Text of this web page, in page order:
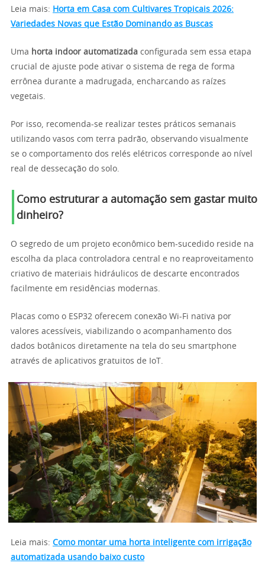
Leia mais: Horta em Casa com Cultivares Tropicais 2026:
Variedades Novas que Estão Dominando as Buscas
Uma horta indoor automatizada configurada sem essa etapa
crucial de ajuste pode ativar o sistema de rega de forma
errônea durante a madrugada, encharcando as raízes
vegetais.
Por isso, recomenda-se realizar testes práticos semanais
utilizando vasos com terra padrão, observando visualmente
se o comportamento dos relés elétricos corresponde ao nível
real de dessecação do solo.
Como estruturar a automação sem gastar muito
dinheiro?
O segredo de um projeto econômico bem-sucedido reside na
escolha da placa controladora central e no reaproveitamento
criativo de materiais hidráulicos de descarte encontrados
facilmente em residências modernas.
Placas como o ESP32 oferecem conexão Wi-Fi nativa por
valores acessíveis, viabilizando o acompanhamento dos
dados botânicos diretamente na tela do seu smartphone
através de aplicativos gratuitos de IoT.
Leia mais: Como montar uma horta inteligente com irrigação
automatizada usando baixo custo